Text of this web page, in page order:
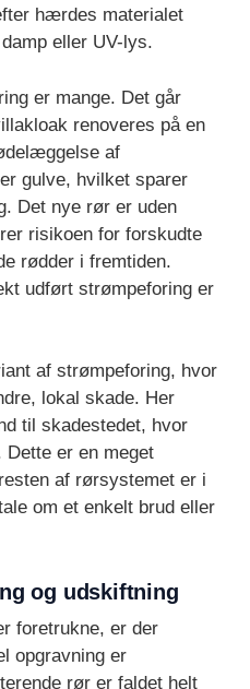
hærdes materialet
eller UV-lys.
er mange. Det går
renoveres på en
af
gulve, hvilket sparer
Det nye rør er uden
risikoen for forskudte
rødder i fremtiden.
udført strømpeforing er
af strømpeforing, hvor
lokal skade. Her
til skadestedet, hvor
er en meget
af rørsystemet er i
om et enkelt brud eller
og udskiftning
foretrukne, er der
opgravning er
rør er faldet helt